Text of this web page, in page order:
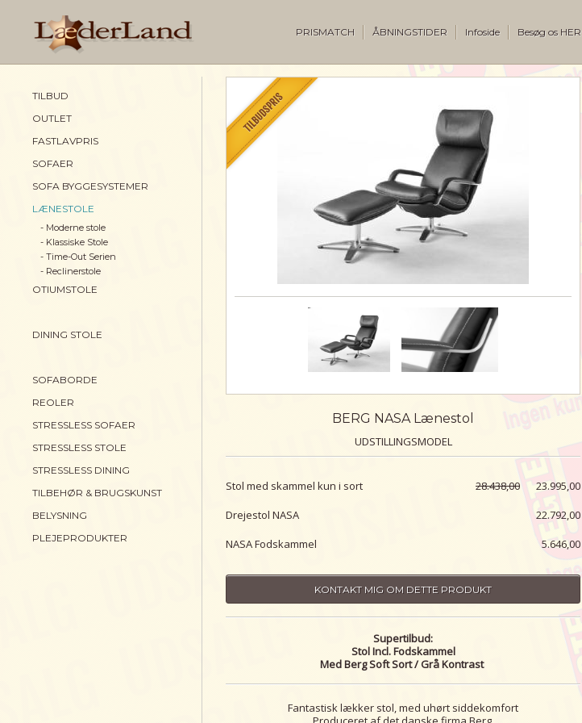
PRISMATCH ÅBNINGSTIDER Infoside Besøg os HER
TILBUD
OUTLET
FASTLAVPRIS
SOFAER
SOFA BYGGESYSTEMER
LÆNESTOLE
- Moderne stole
- Klassiske Stole
- Time-Out Serien
- Reclinerstole
OTIUMSTOLE
DINING STOLE
SOFABORDE
REOLER
STRESSLESS SOFAER
STRESSLESS STOLE
STRESSLESS DINING
TILBEHØR & BRUGSKUNST
BELYSNING
PLEJEPRODUKTER
BERG NASA Lænestol
UDSTILLINGSMODEL
Stol med skammel kun i sort 28.438,00
23.995,00
Drejestol NASA
22.792,00
NASA Fodskammel
5.646,00
KONTAKT MIG OM DETTE PRODUKT
Supertilbud:
Stol Incl. Fodskammel
Med Berg Soft Sort / Grå Kontrast
Fantastisk lækker stol, med uhørt siddekomfort